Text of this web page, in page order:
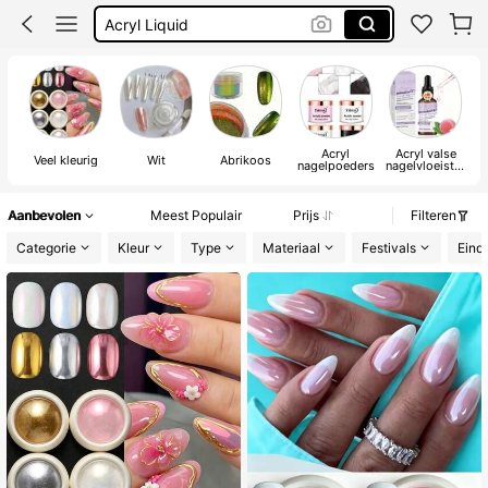
Acryl Liquid
Chrome Nail Powder
Veel kleurig Wit Abrikoos Acryl
nagelpoeders
Acryl valse
nagelvloeistof
Aanbevolen Meest Populair Prijs
Filteren
Categorie
Kleur Type Materiaal Festivals